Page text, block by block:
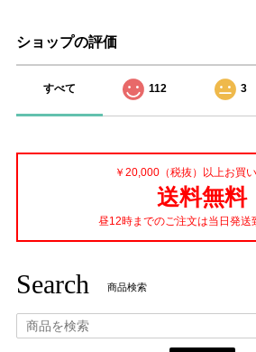
ショップの評価
すべて 112 3
￥20,000（税抜）以上お買
送料無料
昼12時までのご注文は当日発送
Search 商品検索